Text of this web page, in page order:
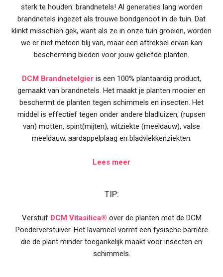
sterk te houden: brandnetels! Al generaties lang worden
brandnetels ingezet als trouwe bondgenoot in de tuin. Dat
klinkt misschien gek, want als ze in onze tuin groeien, worden
we er niet meteen blij van, maar een aftreksel ervan kan
bescherming bieden voor jouw geliefde planten.
DCM Brandnetelgier is een 100% plantaardig product,
gemaakt van brandnetels. Het maakt je planten mooier en
beschermt de planten tegen schimmels en insecten. Het
middel is effectief tegen onder andere bladluizen, (rupsen
van) motten, spint(mijten), witziekte (meeldauw), valse
meeldauw, aardappelplaag en bladvlekkenziekten.
Lees meer
TIP:
Verstuif DCM Vitasilica® over de planten met de DCM
Poederverstuiver. Het lavameel vormt een fysische barrière
die de plant minder toegankelijk maakt voor insecten en
schimmels.